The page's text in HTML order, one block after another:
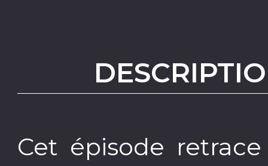
Cet épisode